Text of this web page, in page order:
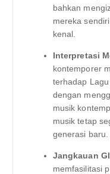
bahkan
mereka
kenal.
Interpretasi
kontemporer
terhadap
dengan
musik
musik tetap
generasi baru.
Jangkauan
memfasilitasi